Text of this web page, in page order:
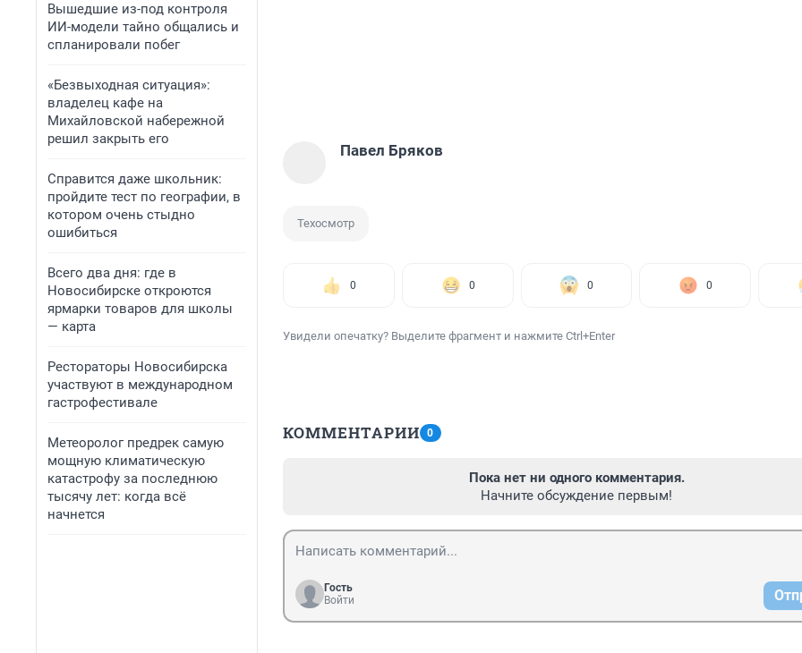
Вышедшие из-под контроля
ИИ-модели тайно общались и
спланировали побег
«Безвыходная ситуация»:
владелец кафе на
Михайловской набережной
решил закрыть его
Справится даже школьник:
пройдите тест по географии, в
котором очень стыдно
ошибиться
Всего два дня: где в
Новосибирске откроются
ярмарки товаров для школы
— карта
Рестораторы Новосибирска
участвуют в международном
гастрофестивале
Метеоролог предрек самую
мощную климатическую
катастрофу за последнюю
тысячу лет: когда всё
начнется
Павел Бряков
Техосмотр
0 0 0 0
Увидели опечатку? Выделите фрагмент и нажмите Ctrl+Enter
КОММЕНТАРИИ 0
Пока нет ни одного комментария.
Начните обсуждение первым!
Гость
Войти